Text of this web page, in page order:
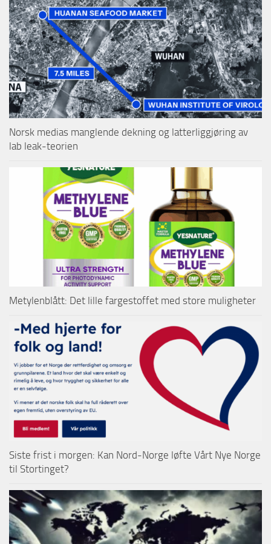
Norsk medias manglende dekning og latterliggjøring av
lab leak-teorien
Metylenblått: Det lille fargestoffet med store muligheter
Siste frist i morgen: Kan Nord-Norge løfte Vårt Nye Norge
til Stortinget?